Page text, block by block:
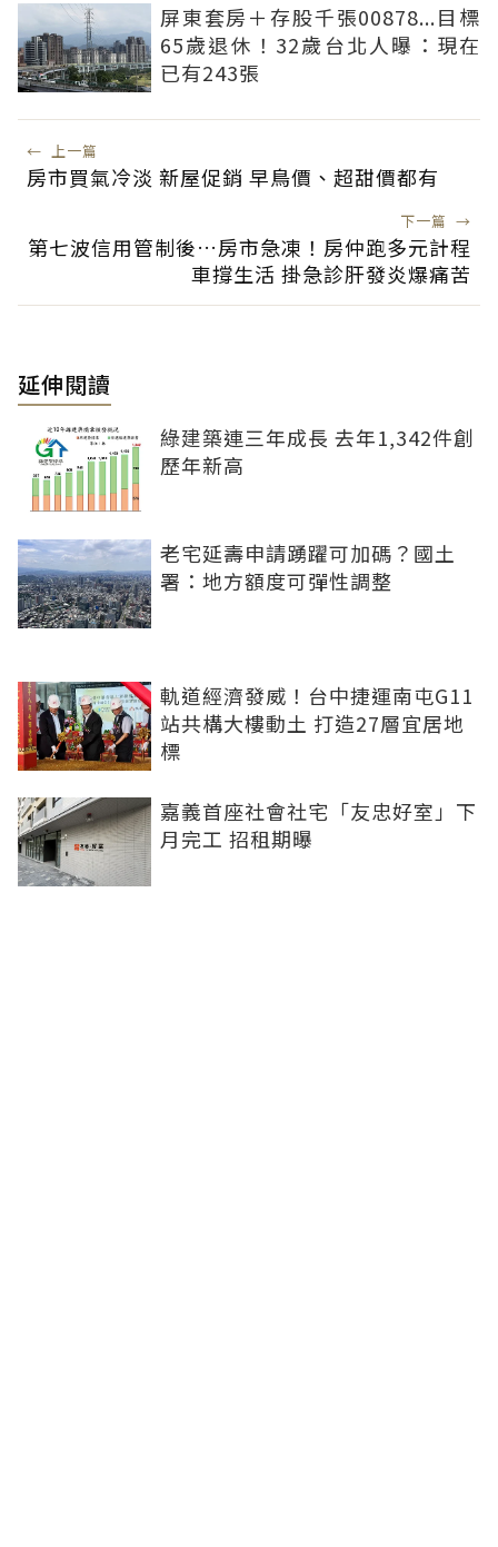
屏東套房＋存股千張00878...目標
65歲退休！32歲台北人曝：現在
已有243張
← 上一篇
房市買氣冷淡 新屋促銷 早鳥價、超甜價都有
下一篇 →
第七波信用管制後…房市急凍！房仲跑多元計程
車撐生活 掛急診肝發炎爆痛苦
延伸閱讀
綠建築連三年成長 去年1,342件創
歷年新高
老宅延壽申請踴躍可加碼？國土
署：地方額度可彈性調整
軌道經濟發威！台中捷運南屯G11
站共構大樓動土 打造27層宜居地
標
嘉義首座社會社宅「友忠好室」下
月完工 招租期曝